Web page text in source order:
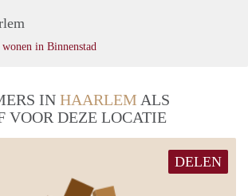
in Binnenstad
IN HAARLEM ALS
VOOR DEZE LOCATIE
DELEN